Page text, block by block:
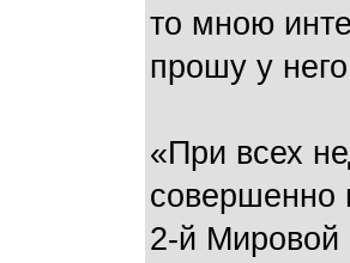
то мною
прошу у
«При всех
совершенно
2-й Мировой